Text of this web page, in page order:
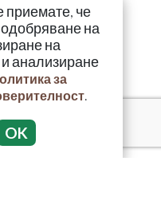
приемате, че
на
на
анализиране
за
.
OK